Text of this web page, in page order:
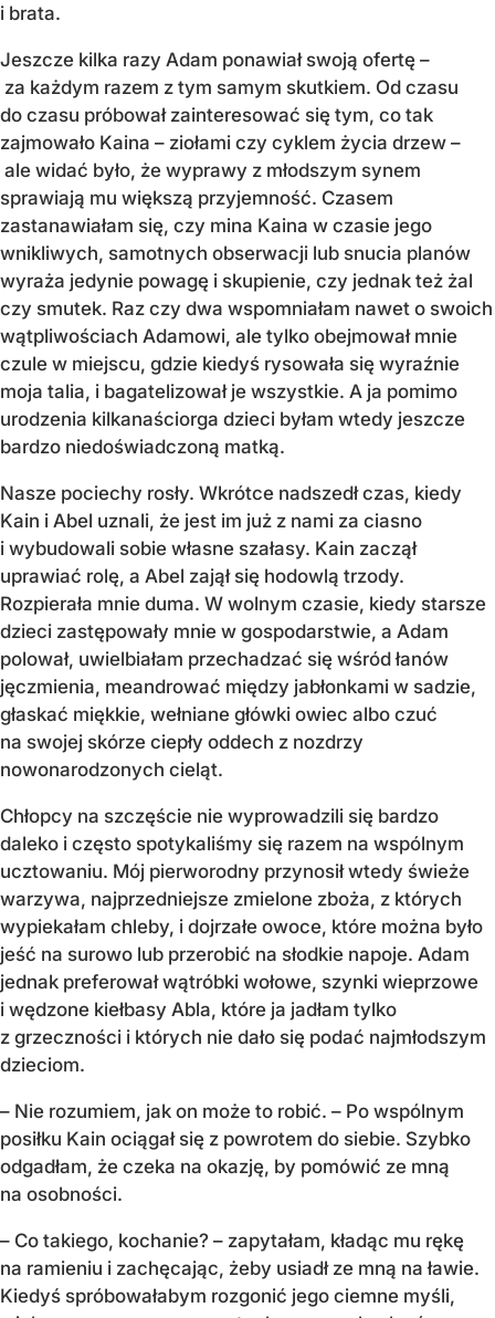
i brata.
Jeszcze kilka razy Adam ponawiał swoją ofertę –
za każdym razem z tym samym skutkiem. Od czasu
do czasu próbował zainteresować się tym, co tak
zajmowało Kaina – ziołami czy cyklem życia drzew –
ale widać było, że wyprawy z młodszym synem
sprawiają mu większą przyjemność. Czasem
zastanawiałam się, czy mina Kaina w czasie jego
wnikliwych, samotnych obserwacji lub snucia planów
wyraża jedynie powagę i skupienie, czy jednak też żal
czy smutek. Raz czy dwa wspomniałam nawet o swoich
wątpliwościach Adamowi, ale tylko obejmował mnie
czule w miejscu, gdzie kiedyś rysowała się wyraźnie
moja talia, i bagatelizował je wszystkie. A ja pomimo
urodzenia kilkanaściorga dzieci byłam wtedy jeszcze
bardzo niedoświadczoną matką.
Nasze pociechy rosły. Wkrótce nadszedł czas, kiedy
Kain i Abel uznali, że jest im już z nami za ciasno
i wybudowali sobie własne szałasy. Kain zaczął
uprawiać rolę, a Abel zajął się hodowlą trzody.
Rozpierała mnie duma. W wolnym czasie, kiedy starsze
dzieci zastępowały mnie w gospodarstwie, a Adam
polował, uwielbiałam przechadzać się wśród łanów
jęczmienia, meandrować między jabłonkami w sadzie,
głaskać miękkie, wełniane główki owiec albo czuć
na swojej skórze ciepły oddech z nozdrzy
nowonarodzonych cieląt.
Chłopcy na szczęście nie wyprowadzili się bardzo
daleko i często spotykaliśmy się razem na wspólnym
ucztowaniu. Mój pierworodny przynosił wtedy świeże
warzywa, najprzedniejsze zmielone zboża, z których
wypiekałam chleby, i dojrzałe owoce, które można było
jeść na surowo lub przerobić na słodkie napoje. Adam
jednak preferował wątróbki wołowe, szynki wieprzowe
i wędzone kiełbasy Abla, które ja jadłam tylko
z grzeczności i których nie dało się podać najmłodszym
dzieciom.
– Nie rozumiem, jak on może to robić. – Po wspólnym
posiłku Kain ociągał się z powrotem do siebie. Szybko
odgadłam, że czeka na okazję, by pomówić ze mną
na osobności.
– Co takiego, kochanie? – zapytałam, kładąc mu rękę
na ramieniu i zachęcając, żeby usiadł ze mną na ławie.
Kiedyś spróbowałabym rozgonić jego ciemne myśli,